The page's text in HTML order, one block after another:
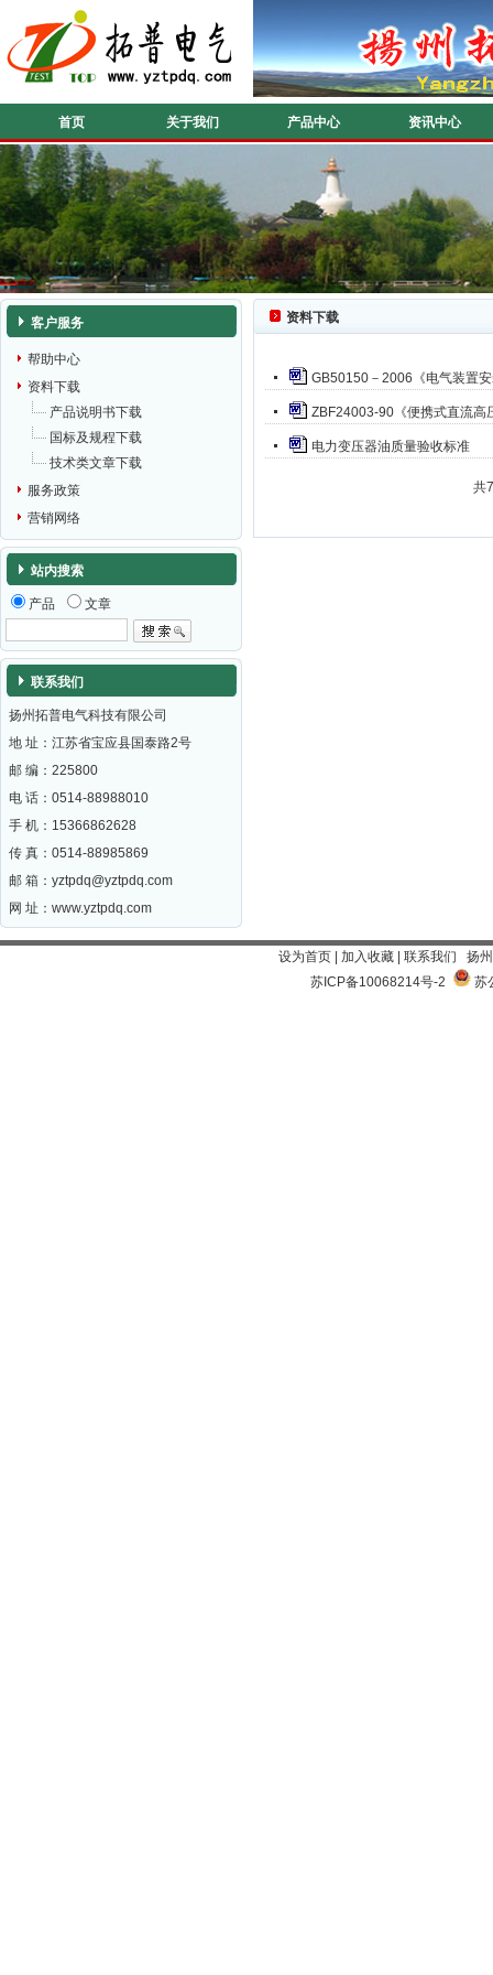
首页 关于我们 产品中心 资讯中心
客户服务
帮助中心
资料下载
产品说明书下载
国标及规程下载
技术类文章下载
服务政策
营销网络
站内搜索
产品 文章
联系我们
扬州拓普电气科技有限公司
地 址：江苏省宝应县国泰路2号
邮 编： 225800
电 话：0514-88988010
手 机：15366862628
传 真：0514-88985869
邮 箱： yztpdq@yztpdq.com
网 址： www.yztpdq.com
资料下载
GB50150－2006《电气装置
ZBF24003-90《便携式直流高
电力变压器油质量验收标准
共
设为首页 加入收藏 联系我们 扬
苏ICP备10068214号-2
苏